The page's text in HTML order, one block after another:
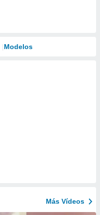
Modelos
Más Vídeos